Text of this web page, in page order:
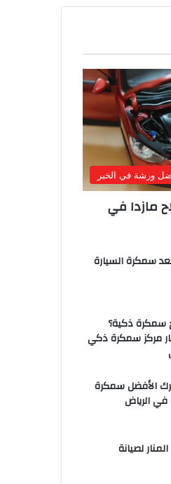
ورشة في الخبر
مازدا في
سمكرة السيارة
سمكرة ذكية؟
مركز سمكرة ذكي
الأفضل سمكرة
الرياض
لصيانة